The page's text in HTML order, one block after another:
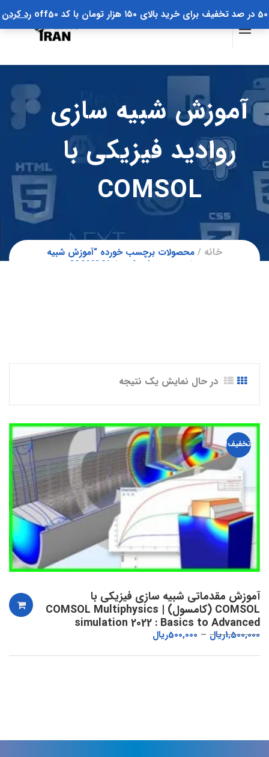
50 در صد تخفیف برای خرید بالای ۱۵۰ هزار تومان با کد off50 رد کردن
آموزش شبیه سازی
روادید فیزیکی با
COMSOL
خانه
محصولات برچسب خورده “آموزش شبیه
سازی روادید فیزیکی با COMSOL”
در حال نمایش یک نتیجه
تخفیف!
آموزش مقدماتی شبیه سازی فیزیکی با
COMSOL (کامسول) | COMSOL Multiphysics
simulation 2022 : Basics to Advanced
1,500,000ریال 500,000ریال